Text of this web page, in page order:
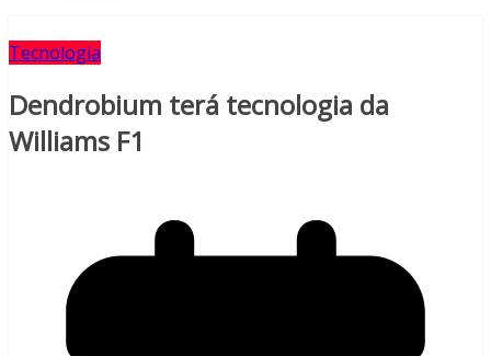
Tecnologia
Dendrobium terá tecnologia da
Williams F1